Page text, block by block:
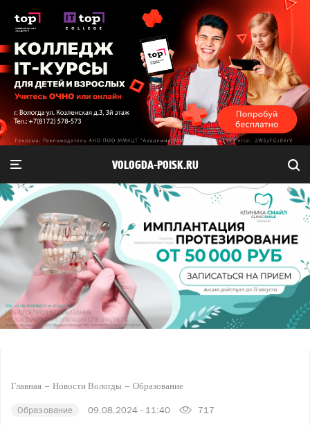
VOLOGDA-POISK.RU
Главная Новости Вологды Образование
Образование 09.08.2024 - 11:40 717